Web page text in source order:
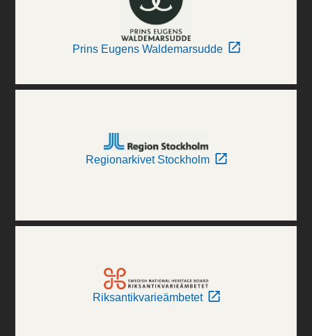
Prins Eugens Waldemarsudde
Regionarkivet Stockholm
Riksantikvarieämbetet